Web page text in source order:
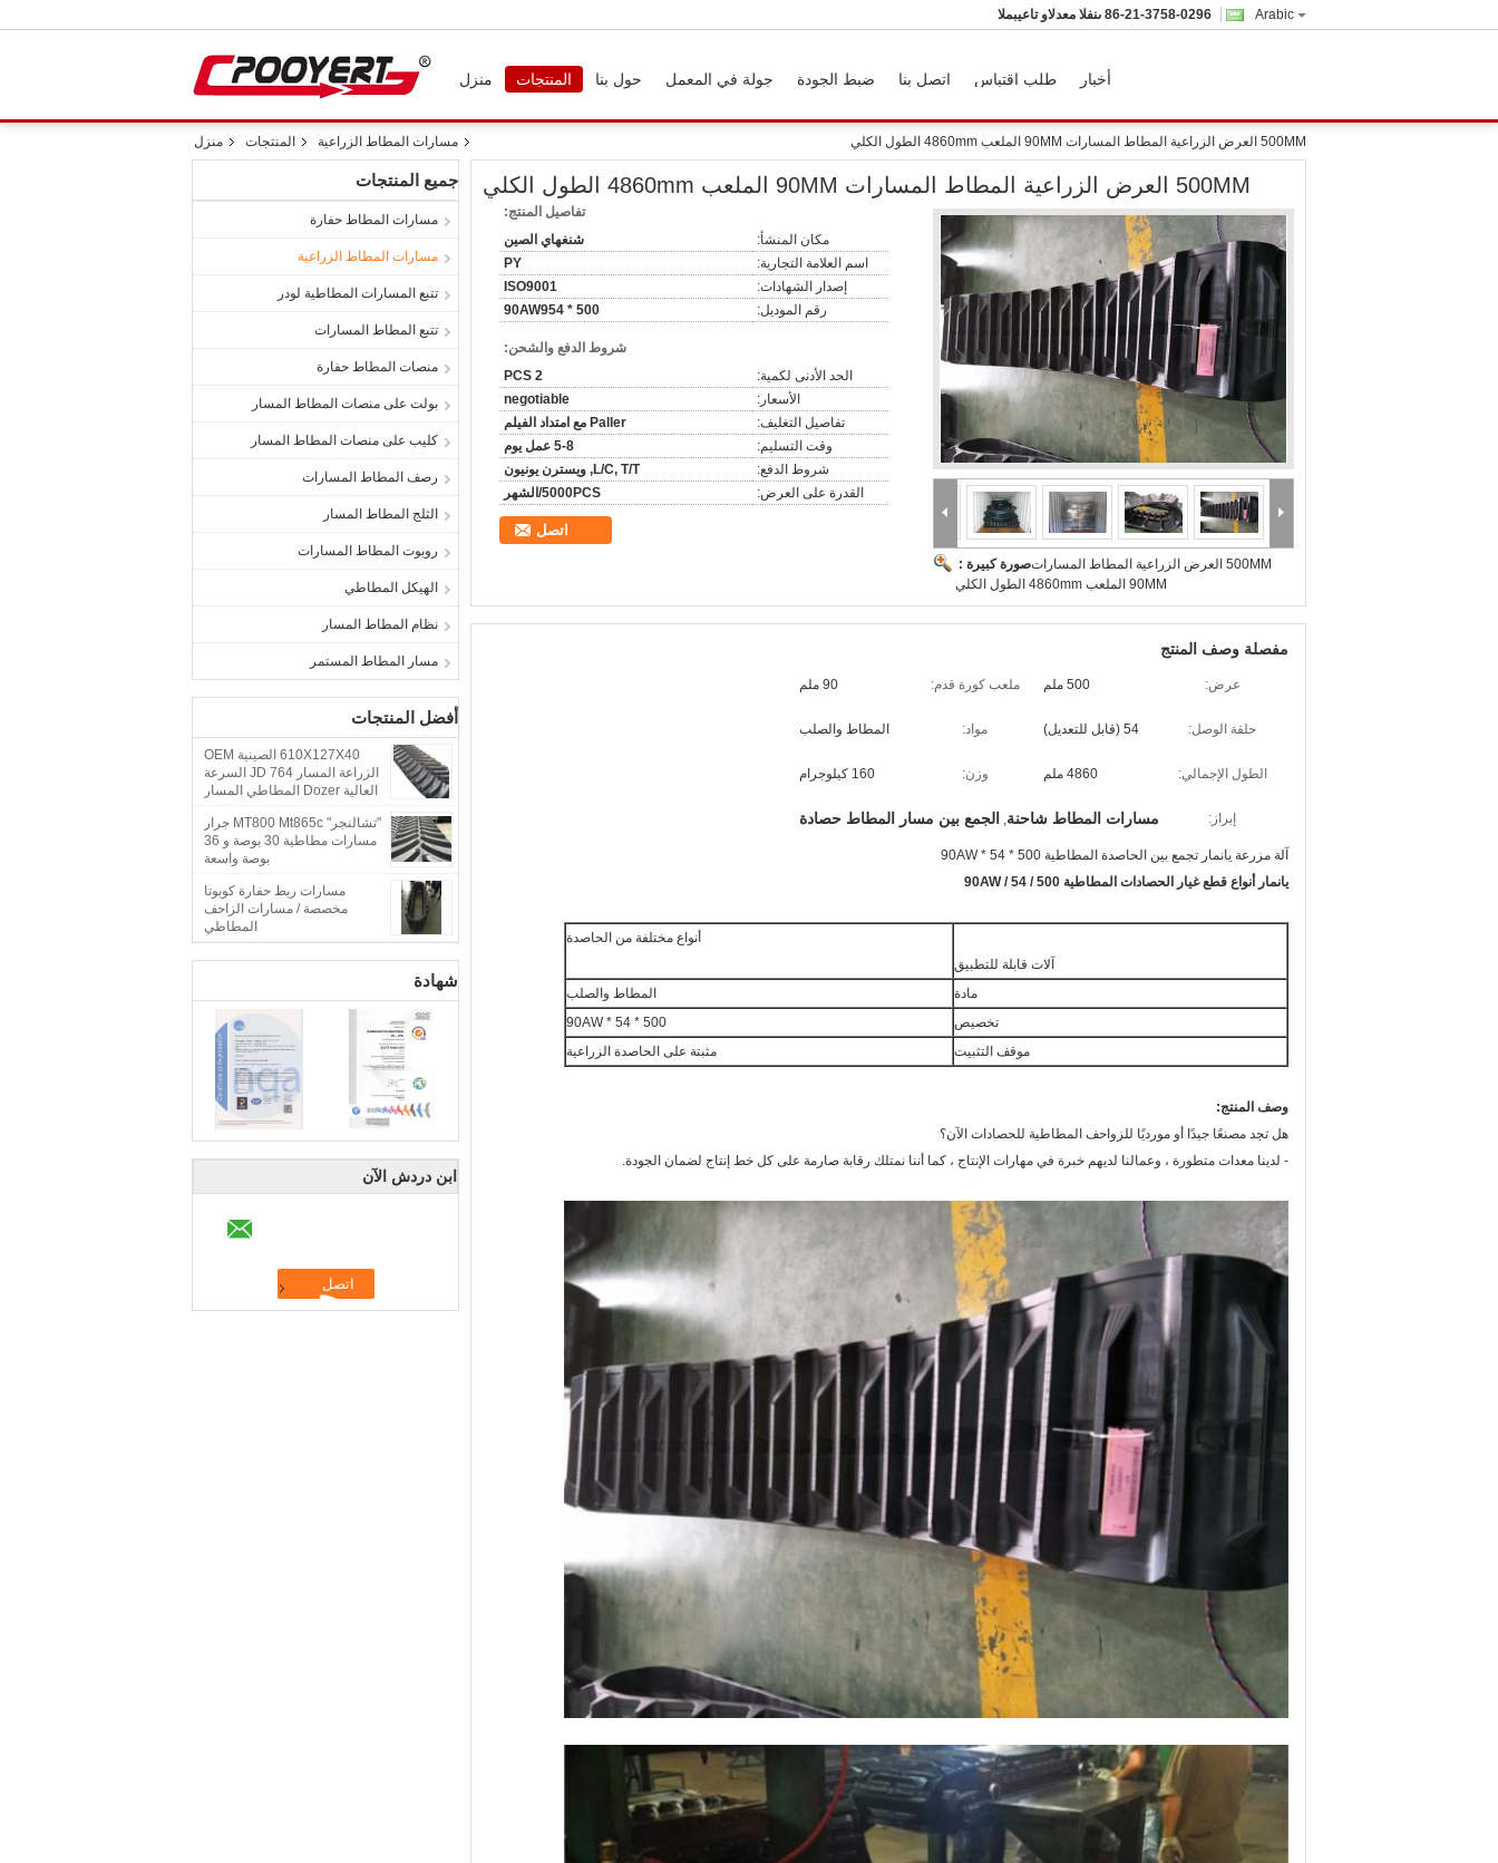
Arabic المبيعات والدعم الفنى 86-21-3758-0296
منزل المنتجات حول بنا جولة في المعمل ضبط الجودة اتصل بنا طلب اقتباس أخبار
منزل المنتجات مسارات المطاط الزراعية 500MM العرض الزراعية المطاط المسارات 90MM الملعب 4860mm الطول الكلي
جميع المنتجات
مسارات المطاط حفارة
مسارات المطاط الزراعية
تتبع المسارات المطاطية لودر
تتبع المطاط المسارات
منصات المطاط حفارة
بولت على منصات المطاط المسار
كليب على منصات المطاط المسار
رصف المطاط المسارات
الثلج المطاط المسار
روبوت المطاط المسارات
الهيكل المطاطي
نظام المطاط المسار
مسار المطاط المستمر
أفضل المنتجات
610X127X40 الصينية OEM
الزراعة المسار JD 764 السرعة
العالية Dozer المطاطي المسار
"تشالنجر" MT800 Mt865c جرار
مسارات مطاطية 30 بوصة و 36
بوصة واسعة
مسارات ربط حفارة كوبوتا
مخصصة / مسارات الزاحف
المطاطي
شهادة
ابن دردش الآن
500MM العرض الزراعية المطاط المسارات 90MM الملعب 4860mm الطول الكلي
صورة كبيرة :500MM العرض الزراعية المطاط المسارات
90MM الملعب 4860mm الطول الكلي
تفاصيل المنتج:
مكان المنشأ:
شنغهاي الصين
اسم العلامة التجارية:
PY
إصدار الشهادات:
ISO9001
رقم الموديل:
500 * 90AW954
شروط الدفع والشحن:
الحد الأدنى لكمية:
2 PCS
الأسعار:
negotiable
تفاصيل التغليف:
Paller مع امتداد الفيلم
وقت التسليم:
5-8 عمل يوم
شروط الدفع:
L/C, T/T, ويسترن يونيون
القدرة على العرض:
5000PCS/الشهر
اتصل
مفصلة وصف المنتج
عرض: 500 ملم ملعب كورة قدم: 90 ملم
حلقة الوصل: 54 (قابل للتعديل) مواد: المطاط والصلب
الطول الإجمالي: 4860 ملم وزن: 160 كيلوجرام
إبراز: مسارات المطاط شاحنة, الجمع بين مسار المطاط حصادة
آلة مزرعة يانمار تجمع بين الحاصدة المطاطية 500 * 90AW * 54
يانمار أنواع قطع غيار الحصادات المطاطية 500 / 90AW / 54
آلات قابلة للتطبيق
أنواع مختلفة من الحاصدة
مادة
المطاط والصلب
تخصيص
500 * 90AW * 54
موقف التثبيت
مثبتة على الحاصدة الزراعية
وصف المنتج:
هل تجد مصنعًا جيدًا أو مورديًا للزواحف المطاطية للحصادات الآن؟
- لدينا معدات متطورة ، وعمالنا لديهم خبرة في مهارات الإنتاج ، كما أننا نمتلك رقابة صارمة على كل خط إنتاج لضمان الجودة.